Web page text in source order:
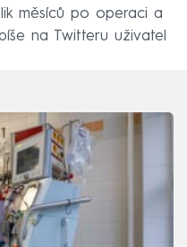
měsíců po operaci a
na Twitteru uživatel